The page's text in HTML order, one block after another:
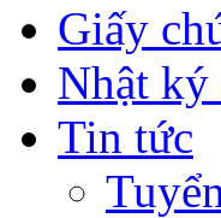
Giấy
Nhật ký
Tin tức